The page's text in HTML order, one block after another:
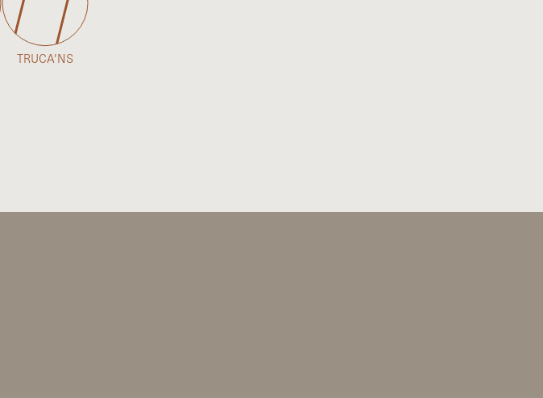
TRUCA’NS